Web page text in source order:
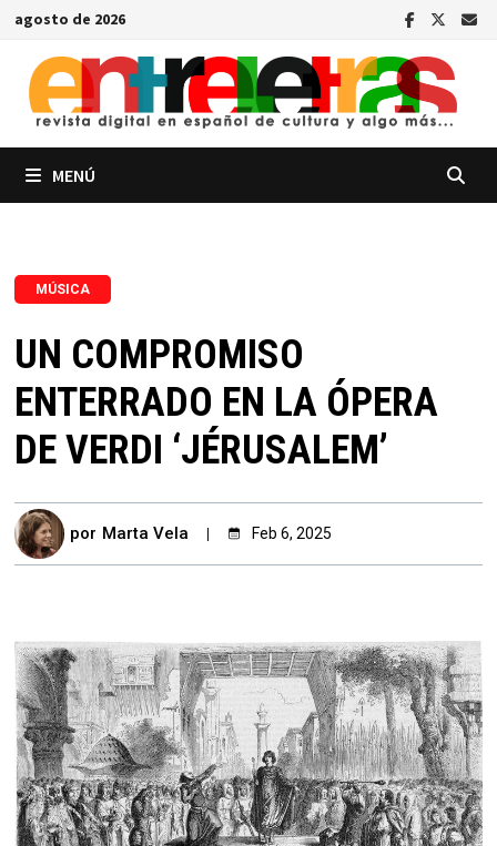
Saltar
contenido
agosto de 2026
MENÚ
MÚSICA
UN COMPROMISO
ENTERRADO EN LA ÓPERA
DE VERDI ‘JÉRUSALEM’
por Marta Vela Feb 6, 2025